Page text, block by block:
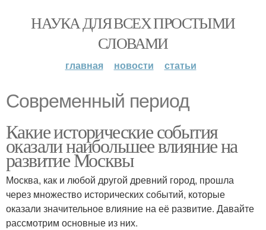
НАУКА ДЛЯ ВСЕХ ПРОСТЫМИ
СЛОВАМИ
главная новости статьи
Современный период
Какие исторические события
оказали наибольшее влияние на
развитие Москвы
Москва, как и любой другой древний город, прошла
через множество исторических событий, которые
оказали значительное влияние на её развитие. Давайте
рассмотрим основные из них.